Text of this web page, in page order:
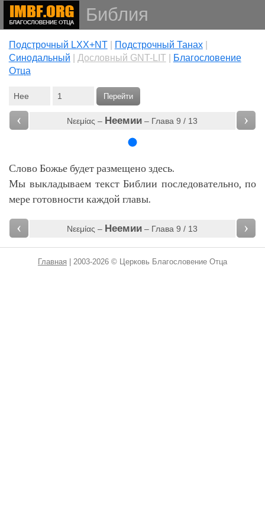
Библия
Подстрочный LXX+NT| Подстрочный Танах|
Cинодальный
Дословный GNT-LIT|
Благословение
Отца
Перейти
‹ Νεεμίας – Неемии – Глава 9 / 13 ›
Слово Божье будет размещено здесь.
Мы выкладываем текст Библии последовательно, по
мере готовности каждой главы.
‹ Νεεμίας – Неемии – Глава 9 / 13 ›
Главная | 2003-2026 © Церковь Благословение Отца